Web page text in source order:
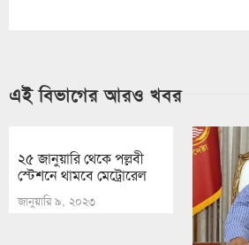
এই বিভাগের আরও খবর
২৫ জানুয়ারি থেকে পল্ল­বী
স্টেশনে থামবে মেট্রোরেল
জানুয়ারি ৯, ২০২৩